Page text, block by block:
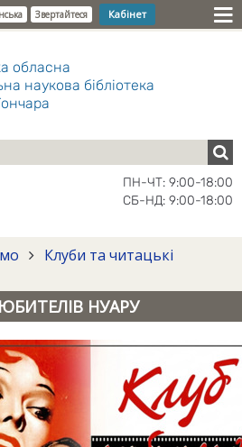
Звертайтеся Кабінет
обласна
наукова бібліотека
ПН-ЧТ: 9:00-18:00
СБ-НД: 9:00-18:00
Клуби та читацькі
НУАРУ